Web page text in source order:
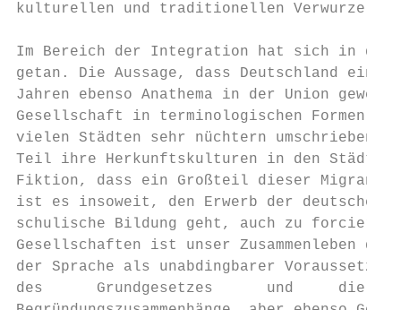
kulturellen und traditionellen
Im Bereich der Integration hat sich in den
getan. Die Aussage, dass Deutschland ein
Jahren ebenso Anathema in der Union
Gesellschaft in terminologischen
vielen Städten sehr nüchtern umschrieben
Teil ihre Herkunftskulturen in den Städten
Fiktion, dass ein Großteil dieser
ist es insoweit, den Erwerb der deutschen
schulische Bildung geht, auch zu
Gesellschaften ist unser Zusammenleben
der Sprache als unabdingbarer
des      Grundgesetzes      und     die